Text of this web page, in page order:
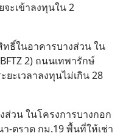
ะเข้าลงทุนใน 2
ธิ์ในอาคารบางส่วน ใน
2) ถนนเทพารักษ์
ยะเวลาลงทุนไม่เกิน 28
วน ในโครงการบางกอก
า-ตราด กม.19 พื้นที่ให้เช่า